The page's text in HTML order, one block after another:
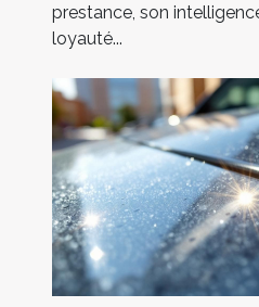
prestance, son
loyauté...